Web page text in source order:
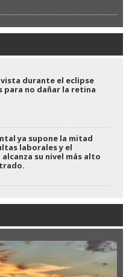
durante el eclipse
para no dañar la retina
ya supone la mitad
laborales y el
su nivel más alto